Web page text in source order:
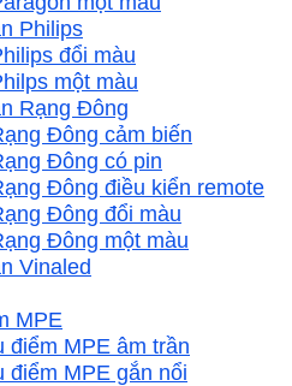
Philips
đổi màu
một màu
Rạng Đông
Đông cảm biến
Đông có pin
Đông điều kiển remote
Đông đổi màu
Đông một màu
Vinaled
MPE
điểm MPE âm trần
điểm MPE gắn nổi